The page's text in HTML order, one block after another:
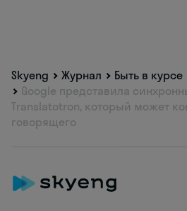
Skyeng Журнал
Быть в курсе
Google представила
Translatotron, который может
говорящего